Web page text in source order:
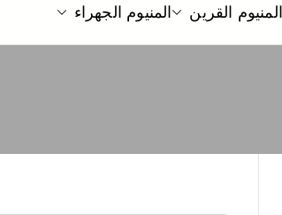
القرين المنيوم الجهراء